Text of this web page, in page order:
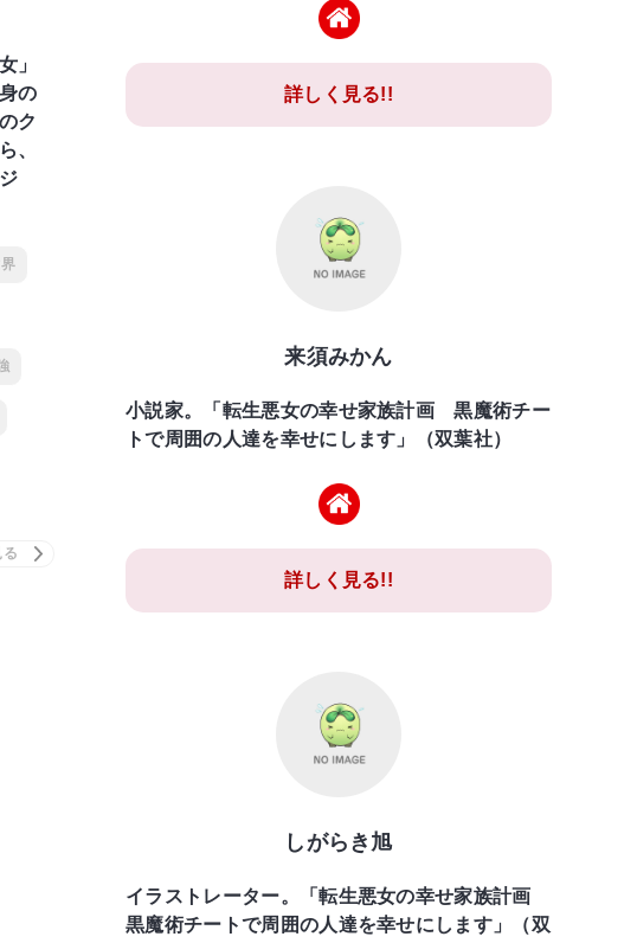
」
の
ク
、
詳しく見る!!
来須みかん
小説家。「転生悪女の幸せ家族計画 黒魔術チー
トで周囲の人達を幸せにします」（双葉社）
詳しく見る!!
しがらき旭
イラストレーター。「転生悪女の幸せ家族計画
黒魔術チートで周囲の人達を幸せにします」（双